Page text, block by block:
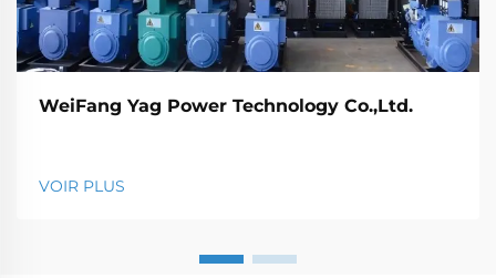
WeiFang Yag Power Technology Co.,Ltd.
VOIR PLUS